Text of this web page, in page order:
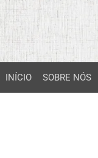
INÍCIO SOBRE NÓS